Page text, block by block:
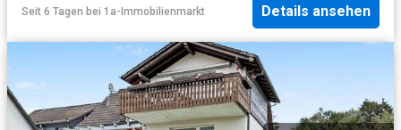
Seit 6 Tagen bei 1a-Immobilienmarkt Details ansehen